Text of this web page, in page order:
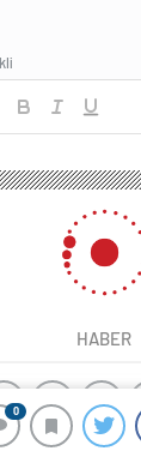
0
HABER
yangın